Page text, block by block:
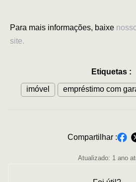
Para mais informações, baixe
site.
Etiquetas:
imóvel empréstimo com
Atualizado: 1 ano
Compartilhar :